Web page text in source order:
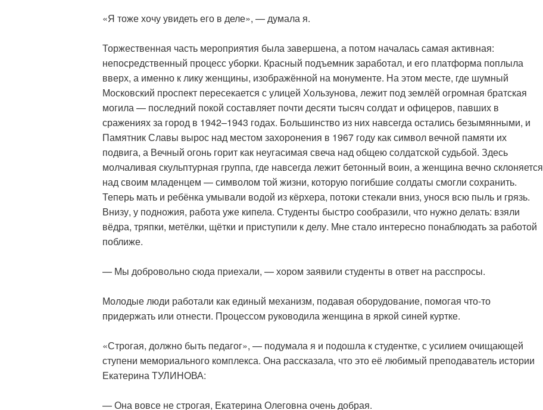
«Я тоже хочу увидеть его в деле», — думала я.
Торжественная часть мероприятия была завершена, а потом началась самая активная:
непосредственный процесс уборки. Красный подъемник заработал, и его платформа поплыла
вверх, а именно к лику женщины, изображённой на монументе. На этом месте, где шумный
Московский проспект пересекается с улицей Хользунова, лежит под землёй огромная братская
могила — последний покой составляет почти десяти тысяч солдат и офицеров, павших в
сражениях за город в 1942–1943 годах. Большинство из них навсегда остались безымянными, и
Памятник Славы вырос над местом захоронения в 1967 году как символ вечной памяти их
подвига, а Вечный огонь горит как неугасимая свеча над общею солдатской судьбой. Здесь
молчаливая скульптурная группа, где навсегда лежит бетонный воин, а женщина вечно склоняется
над своим младенцем — символом той жизни, которую погибшие солдаты смогли сохранить.
Теперь мать и ребёнка умывали водой из кёрхера, потоки стекали вниз, унося всю пыль и грязь.
Внизу, у подножия, работа уже кипела. Студенты быстро сообразили, что нужно делать: взяли
вёдра, тряпки, метёлки, щётки и приступили к делу. Мне стало интересно понаблюдать за работой
поближе.
— Мы добровольно сюда приехали, — хором заявили студенты в ответ на расспросы.
Молодые люди работали как единый механизм, подавая оборудование, помогая что-то
придержать или отнести. Процессом руководила женщина в яркой синей куртке.
«Строгая, должно быть педагог», — подумала я и подошла к студентке, с усилием очищающей
ступени мемориального комплекса. Она рассказала, что это её любимый преподаватель истории
Екатерина ТУЛИНОВА:
— Она вовсе не строгая, Екатерина Олеговна очень добрая.